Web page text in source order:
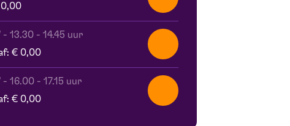
0,00
-
13.30 - 14.45 uur
€ 0,00
-
16.00 - 17.15 uur
€ 0,00